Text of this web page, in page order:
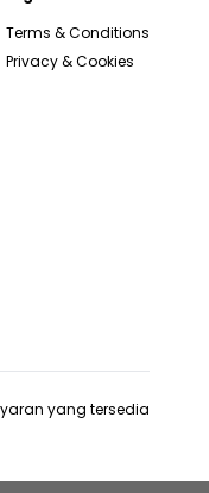
Terms & Conditions
Privacy & Cookies
yang tersedia